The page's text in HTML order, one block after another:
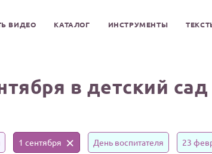
ВИДЕО КАТАЛОГ ИНСТРУМЕНТЫ
в детский сад
1 сентября День воспитателя 23